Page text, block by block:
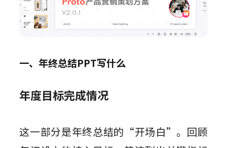
一、年终总结PPT写什么
年度目标完成情况
这一部分是年终总结的“开场白”。回顾